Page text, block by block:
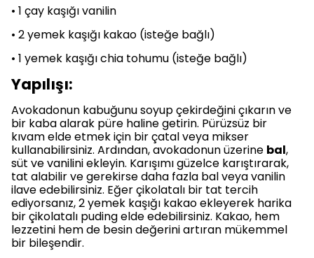
• 1 çay kaşığı vanilin
• 2 yemek kaşığı kakao (isteğe bağlı)
• 1 yemek kaşığı chia tohumu (isteğe bağlı)
Yapılışı:
Avokadonun kabuğunu soyup çekirdeğini çıkarın ve
bir kaba alarak püre haline getirin. Pürüzsüz bir
kıvam elde etmek için bir çatal veya mikser
kullanabilirsiniz. Ardından, avokadonun üzerine bal,
süt ve vanilini ekleyin. Karışımı güzelce karıştırarak,
tat alabilir ve gerekirse daha fazla bal veya vanilin
ilave edebilirsiniz. Eğer çikolatalı bir tat tercih
ediyorsanız, 2 yemek kaşığı kakao ekleyerek harika
bir çikolatalı puding elde edebilirsiniz. Kakao, hem
lezzetini hem de besin değerini artıran mükemmel
bir bileşendir.